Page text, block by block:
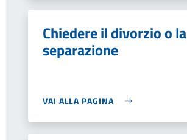
Chiedere il divorzio o la
separazione
VAI ALLA PAGINA